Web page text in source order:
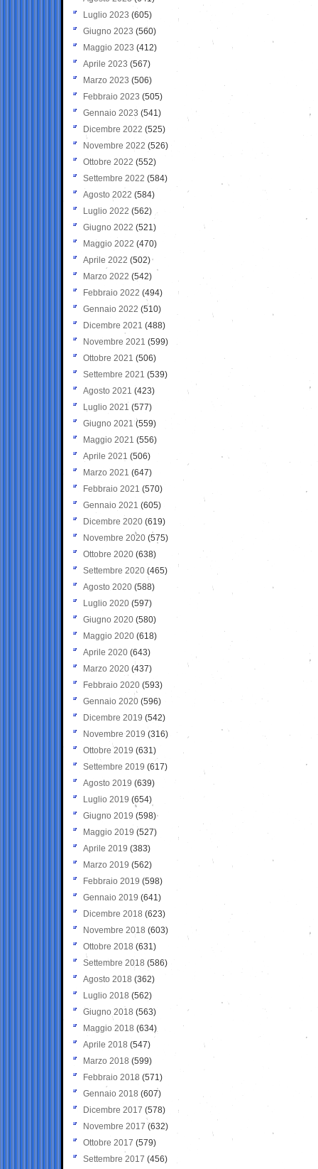
Luglio 2023 (605)
Giugno 2023 (560)
Maggio 2023 (412)
Aprile 2023 (567)
Marzo 2023 (506)
Febbraio 2023 (505)
Gennaio 2023 (541)
Dicembre 2022 (525)
Novembre 2022 (526)
Ottobre 2022 (552)
Settembre 2022 (584)
Agosto 2022 (584)
Luglio 2022 (562)
Giugno 2022 (521)
Maggio 2022 (470)
Aprile 2022 (502)
Marzo 2022 (542)
Febbraio 2022 (494)
Gennaio 2022 (510)
Dicembre 2021 (488)
Novembre 2021 (599)
Ottobre 2021 (506)
Settembre 2021 (539)
Agosto 2021 (423)
Luglio 2021 (577)
Giugno 2021(559)
Maggio 2021 (556)
Aprile 2021 (506)
Marzo 2021 (647)
Febbraio 2021 (570)
Gennaio 2021 (605)
Dicembre 2020 (619)
Novembre 2020 (575)
Ottobre 2020 (638)
Settembre 2020(465)
Agosto 2020 (588)
Luglio 2020 (597)
Giugno 2020 (580)
Maggio 2020 (618)
Aprile 2020 (643)
Marzo 2020 (437)
Febbraio 2020 (593)
Gennaio 2020 (596)
Dicembre 2019 (542)
Novembre 2019 (316)
Ottobre 2019 (631)
Settembre 2019 (617)
Agosto 2019 (639)
Luglio 2019 (654)
Giugno 2019 (598)
Maggio 2019 (527)
Aprile 2019 (383)
Marzo 2019 (562)
Febbraio 2019 (598)
Gennaio 2019 (641)
Dicembre 2018 (623)
Novembre 2018 (603)
Ottobre 2018 (631)
Settembre 2018 (586)
Agosto 2018 (362)
Luglio 2018 (562)
Giugno 2018 (563)
Maggio 2018 (634)
Aprile 2018 (547)
Marzo 2018 (599)
Febbraio 2018 (571)
Gennaio 2018 (607)
Dicembre 2017 (578)
Novembre 2017 (632)
Ottobre 2017 (579)
Settembre 2017 (456)